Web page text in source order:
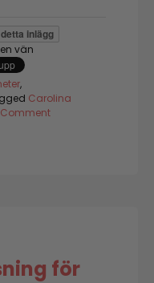
inlägg
vän
,
Carolina
on
för